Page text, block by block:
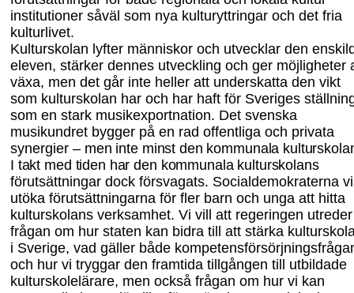
institutioner såväl som nya kulturyttringar och det fria
kulturlivet.
Kulturskolan lyfter människor och utvecklar den
eleven, stärker dennes utveckling och ger möjligheter
växa, men det går inte heller att underskatta den vikt
som kulturskolan har och har haft för Sveriges
som en stark musikexportnation. Det svenska
musikundret bygger på en rad offentliga och privata
synergier – men inte minst den kommunala
I takt med tiden har den kommunala kulturskolans
förutsättningar dock försvagats. Socialdemokraterna
utöka förutsättningarna för fler barn och unga att hitta
kulturskolans verksamhet. Vi vill att regeringen utreder
frågan om hur staten kan bidra till att stärka
i Sverige, vad gäller både
och hur vi tryggar den framtida tillgången till utbildade
kulturskolelärare, men också frågan om hur vi kan